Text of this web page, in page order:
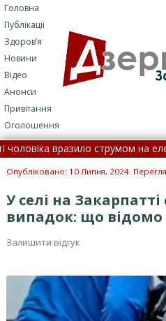
Головна
Публікації
Здоров’я
Новини
Відео
Анонси
Привітання
Оголошення
вразило струмом на
знати • Летіли дрони,
Опубліковано: 10 Липня, 2024.
У селі на
випадок: що відомо
Залишити відгук